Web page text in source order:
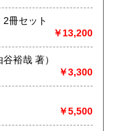
冊セット
￥13,200
修験の宗教民俗学的研究 （由谷裕哉 著）
￥3,300
￥5,500